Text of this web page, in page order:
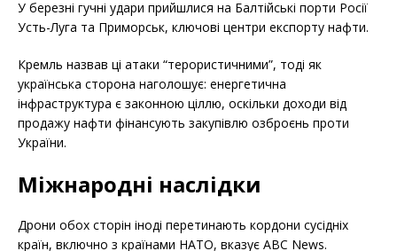
У березні гучні удари прийшлися на Балтійські порти Росії
Усть-Луга та Приморськ, ключові центри експорту нафти.
Кремль назвав ці атаки “терористичними”, тоді як
українська сторона наголошує: енергетична
інфраструктура є законною ціллю, оскільки доходи від
продажу нафти фінансують закупівлю озброєнь проти
України.
Міжнародні наслідки
Дрони обох сторін іноді перетинають кордони сусідніх
країн, включно з країнами НАТО, вказує ABC News.